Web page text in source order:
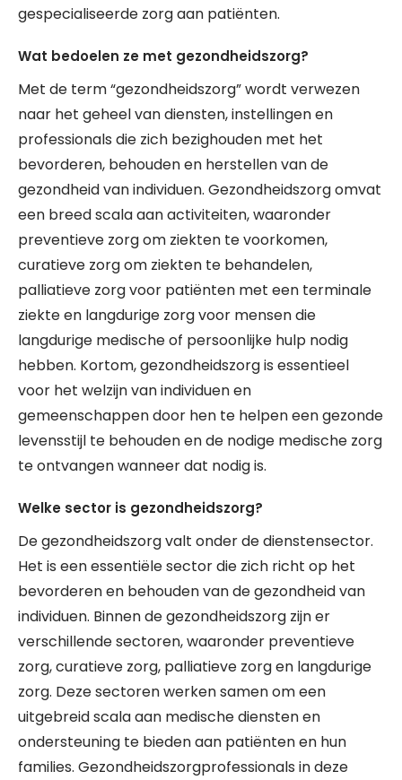
gespecialiseerde zorg aan patiënten.
Wat bedoelen ze met gezondheidszorg?
Met de term “gezondheidszorg” wordt verwezen
naar het geheel van diensten, instellingen en
professionals die zich bezighouden met het
bevorderen, behouden en herstellen van de
gezondheid van individuen. Gezondheidszorg omvat
een breed scala aan activiteiten, waaronder
preventieve zorg om ziekten te voorkomen,
curatieve zorg om ziekten te behandelen,
palliatieve zorg voor patiënten met een terminale
ziekte en langdurige zorg voor mensen die
langdurige medische of persoonlijke hulp nodig
hebben. Kortom, gezondheidszorg is essentieel
voor het welzijn van individuen en
gemeenschappen door hen te helpen een gezonde
levensstijl te behouden en de nodige medische zorg
te ontvangen wanneer dat nodig is.
Welke sector is gezondheidszorg?
De gezondheidszorg valt onder de dienstensector.
Het is een essentiële sector die zich richt op het
bevorderen en behouden van de gezondheid van
individuen. Binnen de gezondheidszorg zijn er
verschillende sectoren, waaronder preventieve
zorg, curatieve zorg, palliatieve zorg en langdurige
zorg. Deze sectoren werken samen om een
uitgebreid scala aan medische diensten en
ondersteuning te bieden aan patiënten en hun
families. Gezondheidszorgprofessionals in deze